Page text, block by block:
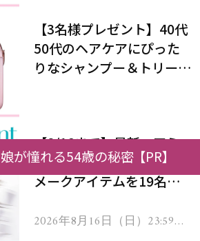
【3名様プレゼント】40代
50代のヘアケアにぴった
りなシャンプー＆トリート
【8/16まで】最新ヘアミ
ルク＆夏でも崩れ知らずな
メークアイテムを19名様
2026年8月16日（日）23:59ま
娘が憧れる54歳の秘密【PR】